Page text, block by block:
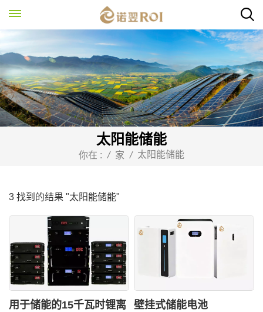
太阳能储能
你在 : / 家 / 太阳能储能
3 找到的结果 "太阳能储能"
用于储能的15千瓦时锂离
壁挂式储能电池